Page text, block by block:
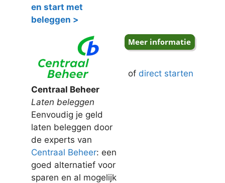
en start met
beleggen >
Centraal Beheer
Laten beleggen
Eenvoudig je geld
laten beleggen door
de experts van
Centraal Beheer: een
goed alternatief voor
sparen en al mogelijk
of direct starten